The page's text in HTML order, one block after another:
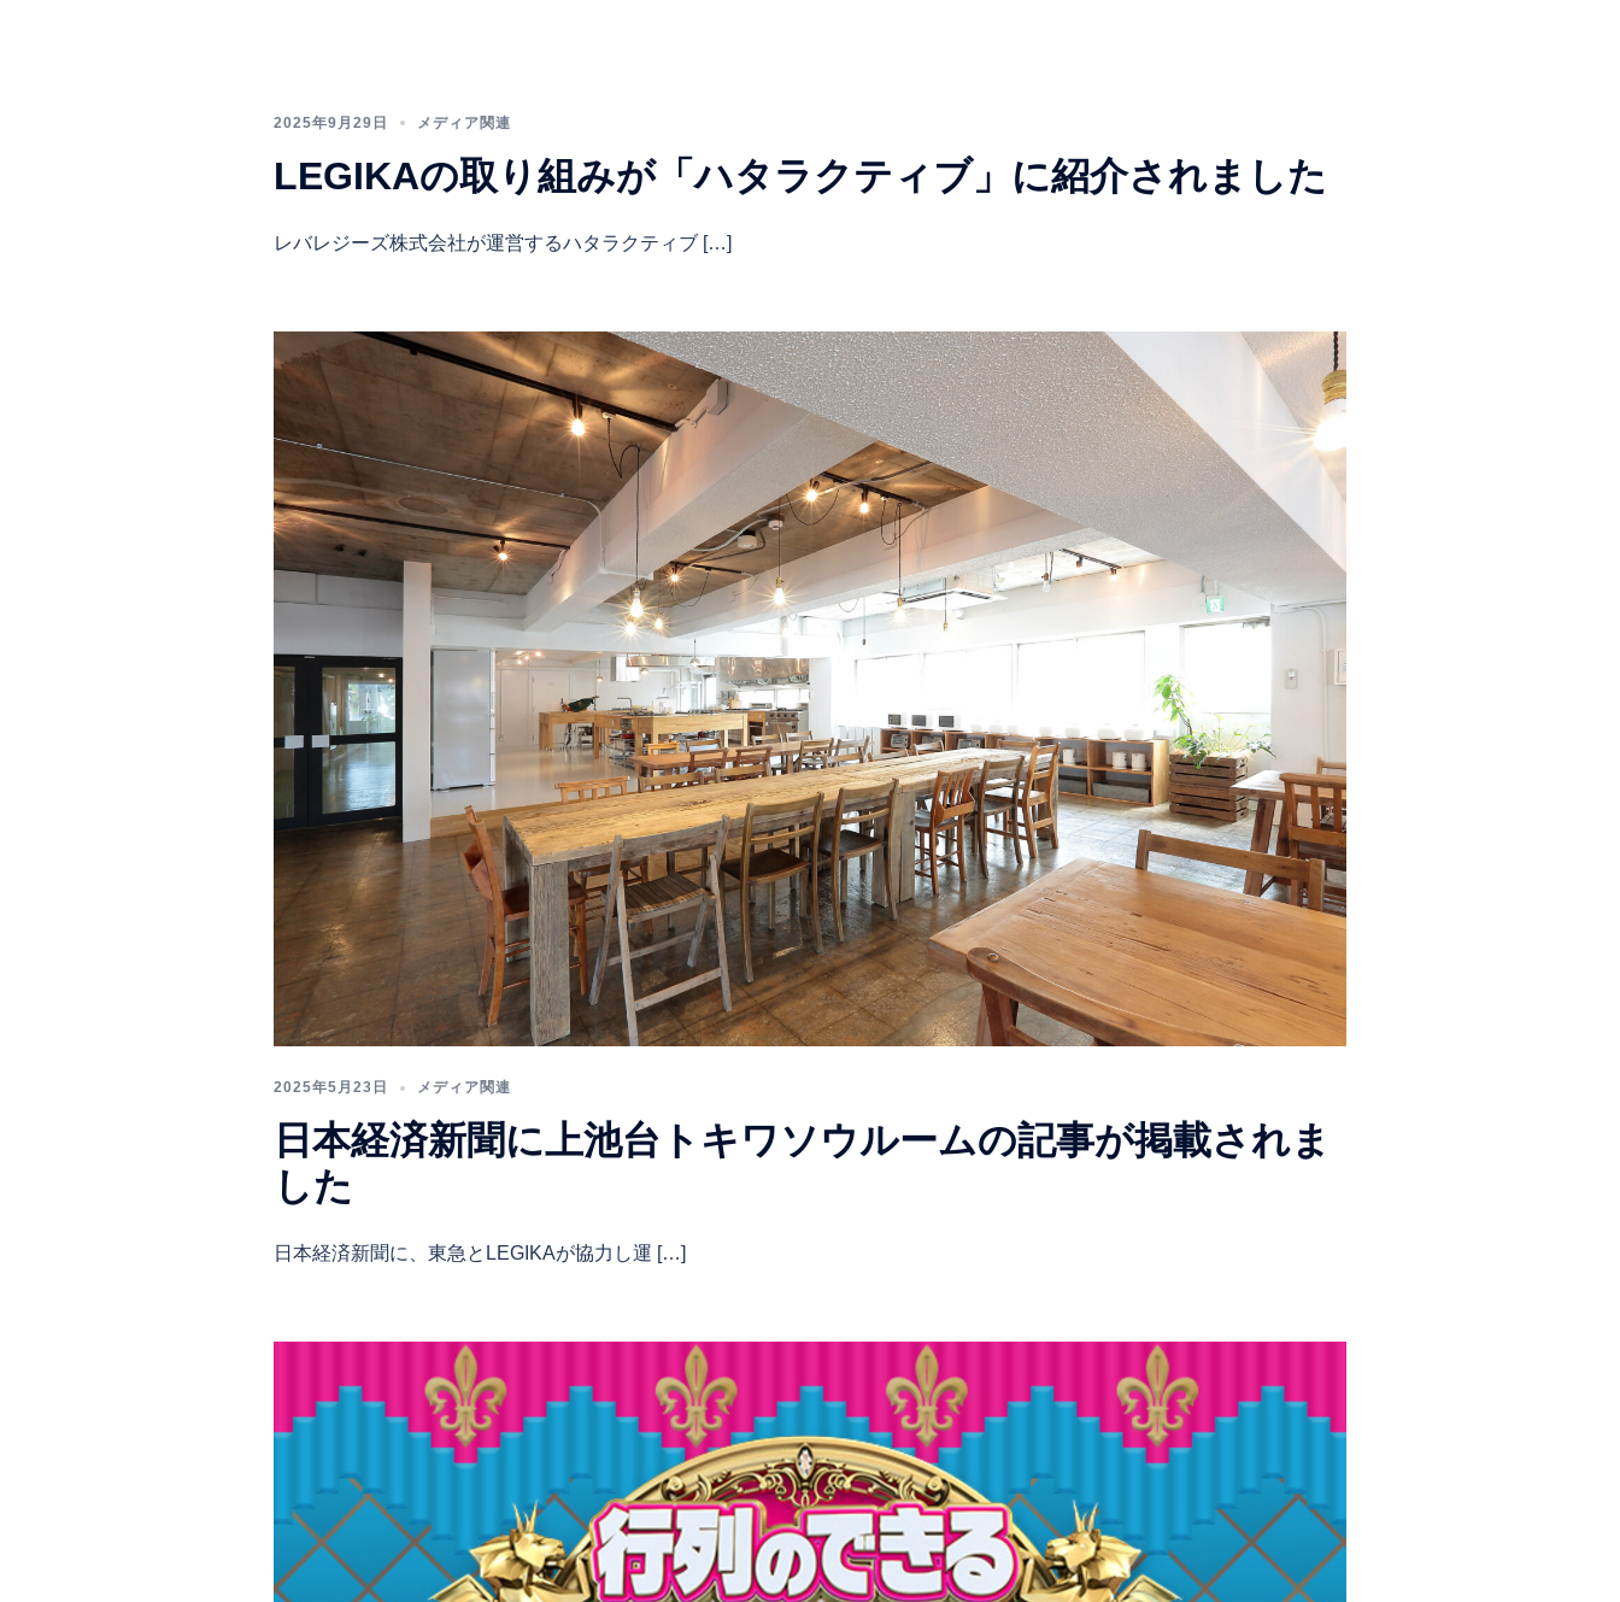
2025年9月29日 メディア関連
LEGIKAの取り組みが「ハタラクティブ」に紹介されました
レバレジーズ株式会社が運営するハタラクティブ […]
2025年5月23日 メディア関連
日本経済新聞に上池台トキワソウルームの記事が掲載されま
した
日本経済新聞に、東急とLEGIKAが協力し運 […]